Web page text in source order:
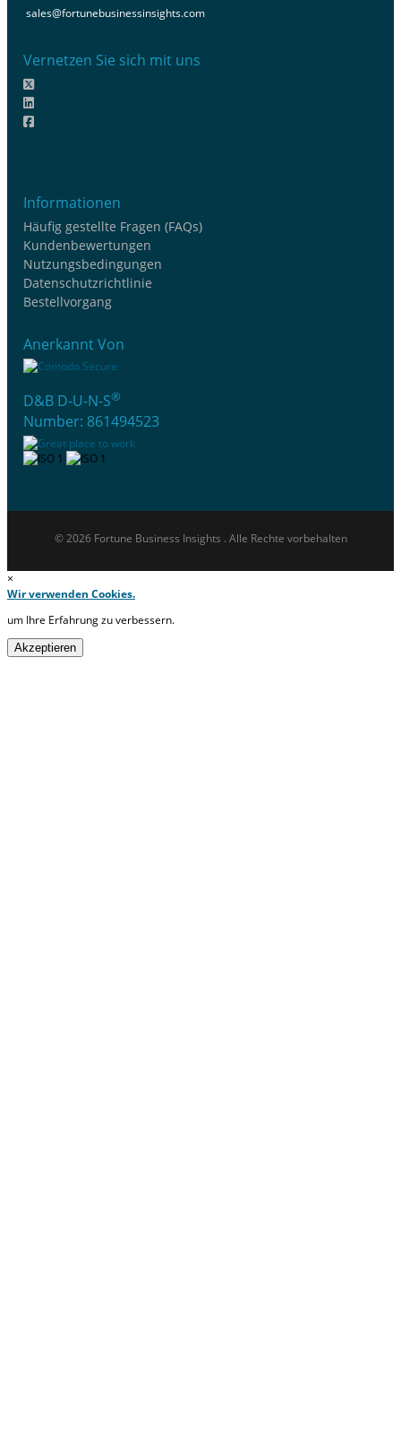
sales@fortunebusinessinsights.com
Vernetzen Sie sich mit uns
Informationen
Häufig gestellte Fragen (FAQs)
Kundenbewertungen
Nutzungsbedingungen
Datenschutzrichtlinie
Bestellvorgang
Anerkannt Von
D&B D-U-N-S®
Number: 861494523
© 2026 Fortune Business Insights . Alle Rechte vorbehalten
×
Wir verwenden Cookies.
um Ihre Erfahrung zu verbessern.
Akzeptieren